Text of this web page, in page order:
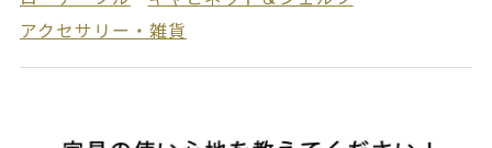
アクセサリー・雑貨